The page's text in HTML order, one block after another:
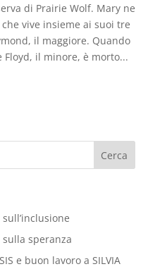
di Prairie Wolf. Mary ne
vive insieme ai suoi tre
il maggiore. Quando
il minore, è morto...
Cerca
sull’inclusione
sulla speranza
e buon lavoro a SILVIA